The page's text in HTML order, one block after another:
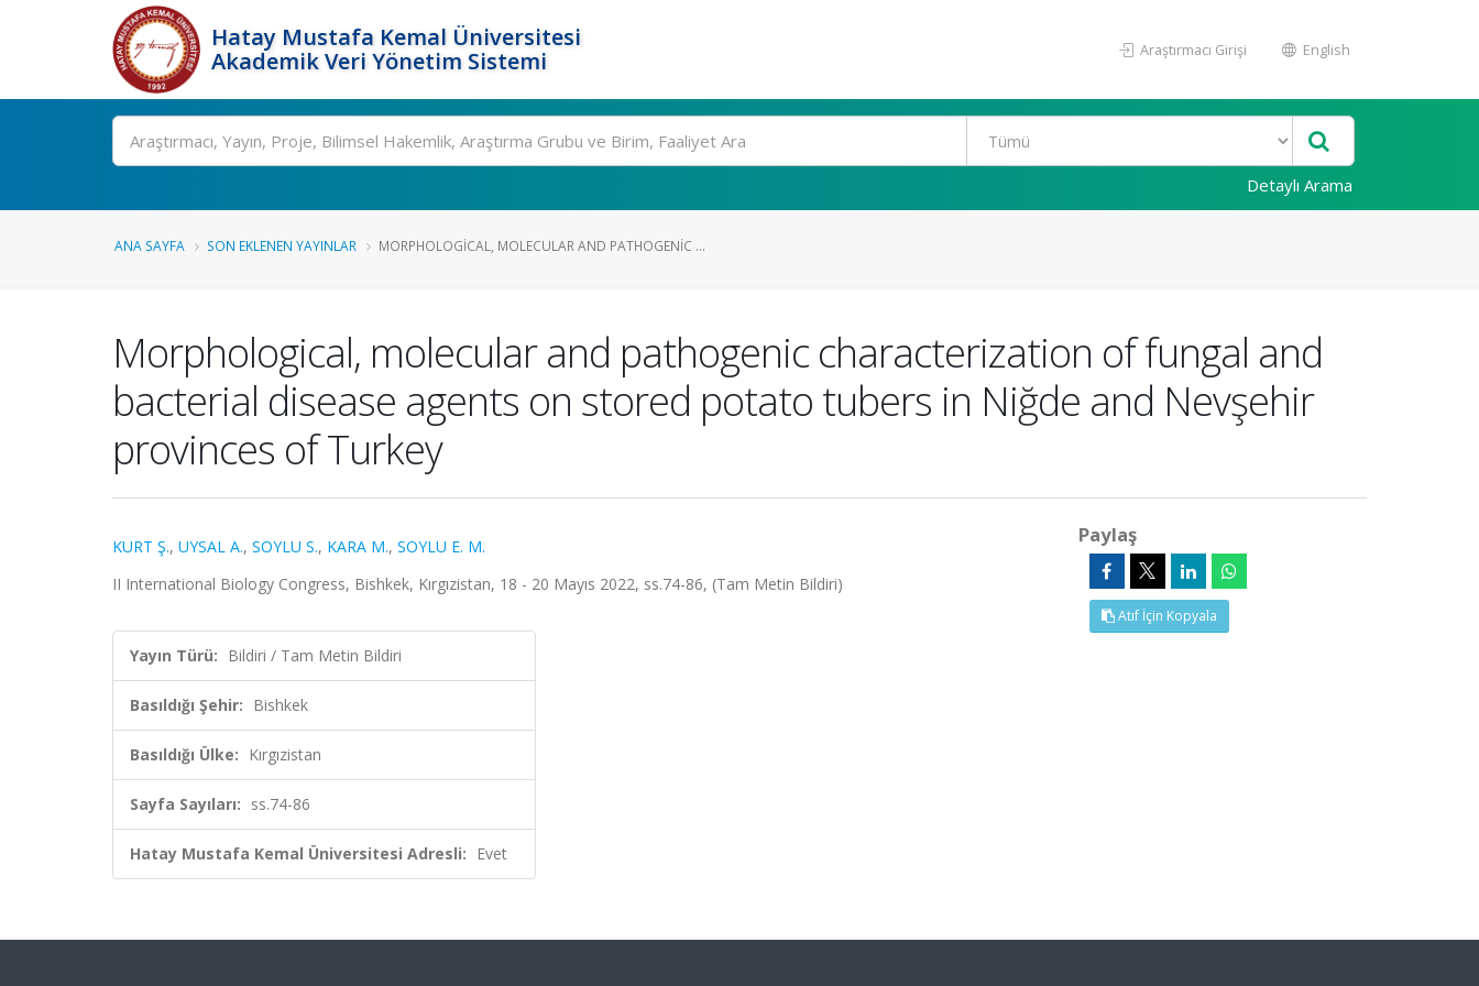
Hatay Mustafa Kemal Üniversitesi
Akademik Veri Yönetim Sistemi
Araştırmacı Girişi English
Ara
Detaylı Arama
ANA SAYFA SON EKLENEN YAYINLAR MORPHOLOGICAL, MOLECULAR AND PATHOGENIC ...
Morphological, molecular and pathogenic characterization of fungal and
bacterial disease agents on stored potato tubers in Niğde and Nevşehir
provinces of Turkey
KURT Ş., UYSAL A., SOYLU S., KARA M., SOYLU E. M.
II International Biology Congress, Bishkek, Kırgızistan, 18 - 20 Mayıs 2022, ss.74-86, (Tam Metin Bildiri)
Yayın Türü: Bildiri / Tam Metin Bildiri
Basıldığı Şehir: Bishkek
Basıldığı Ülke: Kırgızistan
Sayfa Sayıları: ss.74-86
Hatay Mustafa Kemal Üniversitesi Adresli: Evet
Paylaş
Atıf İçin Kopyala